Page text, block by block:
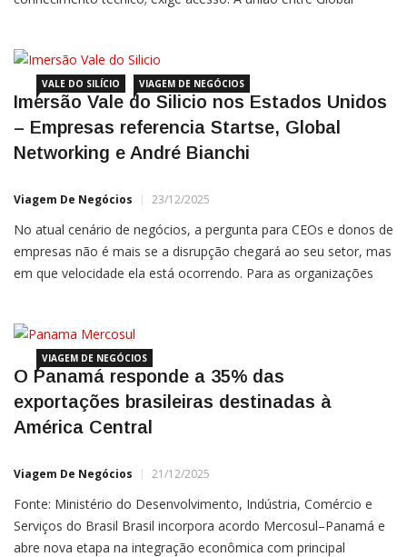
VALE DO SILÍCIO VIAGEM DE NEGÓCIOS
Imersão Vale do Silicio nos Estados Unidos
– Empresas referencia Startse, Global
Networking e André Bianchi
Viagem De Negócios 23/12/2025
No atual cenário de negócios, a pergunta para CEOs e donos de
empresas não é mais se a disrupção chegará ao seu setor, mas
em que velocidade ela está ocorrendo. Para as organizações
VIAGEM DE NEGÓCIOS
O Panamá responde a 35% das
exportações brasileiras destinadas à
América Central
Viagem De Negócios 21/12/2025
Fonte: Ministério do Desenvolvimento, Indústria, Comércio e
Serviços do Brasil Brasil incorpora acordo Mercosul–Panamá e
abre nova etapa na integração econômica com principal